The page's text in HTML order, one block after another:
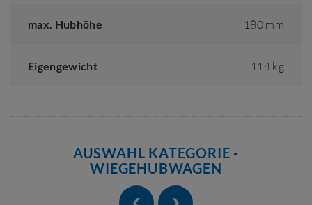
max. Hubhöhe 180 mm
Eigengewicht 114 kg
AUSWAHL KATEGORIE -
WIEGEHUBWAGEN